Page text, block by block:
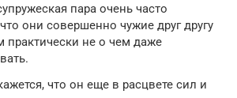
пара очень часто
они совершенно чужие друг другу
практически не о чем даже
что он еще в расцвете сил и